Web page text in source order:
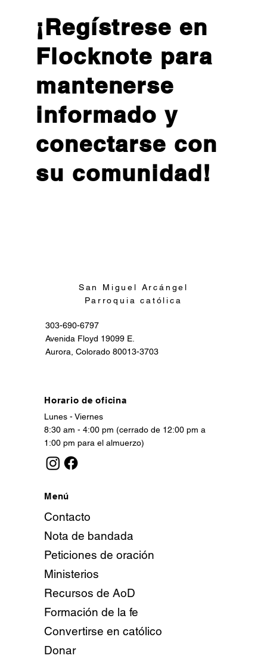
¡Regístrese en
Flocknote para
mantenerse
informado y
conectarse con
su comunidad!
303-690-6797
Avenida Floyd 19099 E.
Aurora, Colorado 80013-3703
San Miguel Arcángel
Parroquia católica
Menú
Contacto
Nota de bandada
Peticiones de oración
Ministerios
Recursos de AoD
Formación de la fe
Convertirse en católico
Donar
Horario de oficina
Lunes - Viernes
8:30 am - 4:00 pm (cerrado de 12:00 pm a
1:00 pm para el almuerzo)